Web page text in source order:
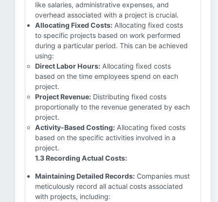
like salaries, administrative expenses, and
overhead associated with a project is crucial.
Allocating Fixed Costs: Allocating fixed costs
to specific projects based on work performed
during a particular period. This can be achieved
using:
Direct Labor Hours: Allocating fixed costs
based on the time employees spend on each
project.
Project Revenue: Distributing fixed costs
proportionally to the revenue generated by each
project.
Activity-Based Costing: Allocating fixed costs
based on the specific activities involved in a
project.
1.3 Recording Actual Costs:
Maintaining Detailed Records: Companies must
meticulously record all actual costs associated
with projects, including: